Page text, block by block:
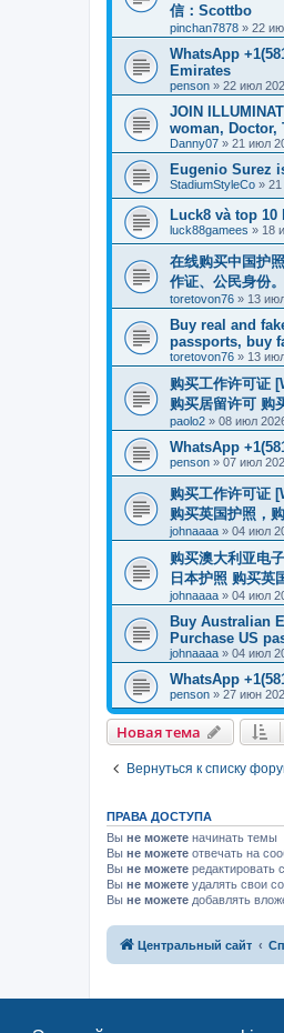
信：Scottbo
pinchan7878 » 22
WhatsApp
Emirates
penson » 22 июл
JOIN
woman, Doctor,
Danny07 » 21 июл
Eugenio Surez
StadiumStyleCo » 21
Luck8 và top 10
luck88gamees » 18
在线购买中国护
作证、公民身份
toretovon76 » 13
Buy real and
passports, buy
toretovon76 » 13
购买工作许可证
购买居留许可 购
paolo2 » 08 июл
WhatsApp
penson » 07 июл
购买工作许可证
购买英国护照，
johnaaaa » 04 июл
购买澳大利亚电
日本护照 购买英
johnaaaa » 04 июл
Buy Australian
Purchase US
johnaaaa » 04 июл
WhatsApp
penson » 27 июн
Новая тема
Вернуться к списку
ПРАВА ДОСТУПА
Вы не можете начинать темы
Вы не можете отвечать на
Вы не можете редактировать
Вы не можете удалять свои
Вы не можете добавлять
Центральный сайт